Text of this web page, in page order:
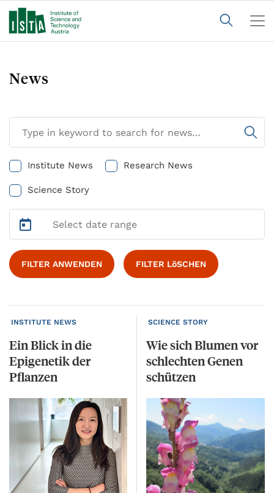
News
Institute News Research News
Science Story
FILTER ANWENDEN FILTER LöSCHEN
INSTITUTE NEWS
Ein Blick in die
Epigenetik der
Pflanzen
SCIENCE STORY
Wie sich Blumen vor
schlechten Genen
schützen